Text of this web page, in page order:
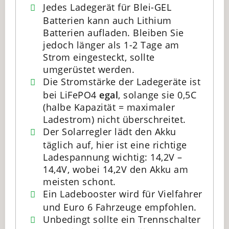
Jedes Ladegerät für Blei-GEL
Batterien kann auch Lithium
Batterien aufladen. Bleiben Sie
jedoch länger als 1-2 Tage am
Strom eingesteckt, sollte
umgerüstet werden.
Die Stromstärke der Ladegeräte ist
bei LiFePO4 egal, solange sie 0,5C
(halbe Kapazität = maximaler
Ladestrom) nicht überschreitet.
Der Solarregler lädt den Akku
täglich auf, hier ist eine richtige
Ladespannung wichtig: 14,2V –
14,4V, wobei 14,2V den Akku am
meisten schont.
Ein Ladebooster wird für Vielfahrer
und Euro 6 Fahrzeuge empfohlen.
Unbedingt sollte ein Trennschalter